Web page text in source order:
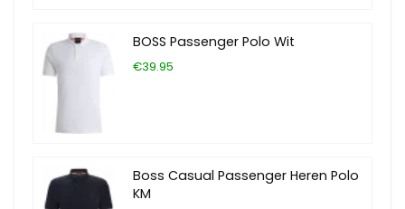
BOSS Passenger Polo Wit
€39.95
Boss Casual Passenger Heren Polo
KM